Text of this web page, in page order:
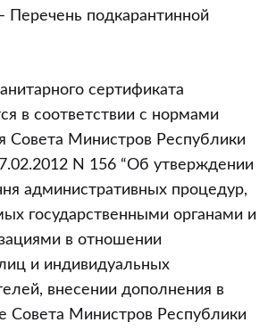
Перечень подкарантинной
сертификата
в соответствии с нормами
Совета Министров Республики
N 156 “Об утверждении
административных процедур,
государственными органами и
в отношении
и индивидуальных
внесении дополнения в
Совета Министров Республики